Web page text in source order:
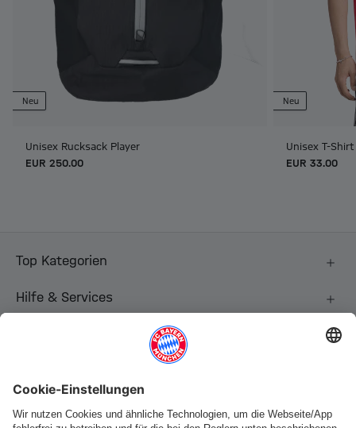
Neu
Unisex Rucksack Player
EUR 250.00
Neu
Unisex T-Shirt
EUR 33.00
Top Kategorien
Hilfe & Services
Folge uns